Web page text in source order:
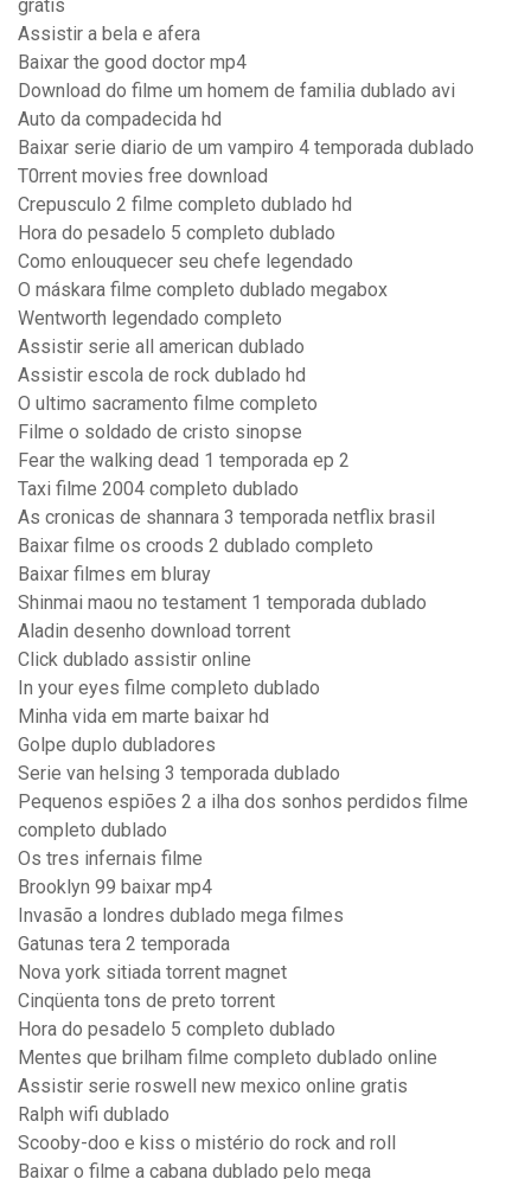
gratis
Assistir a bela e afera
Baixar the good doctor mp4
Download do filme um homem de familia dublado avi
Auto da compadecida hd
Baixar serie diario de um vampiro 4 temporada dublado
T0rrent movies free download
Crepusculo 2 filme completo dublado hd
Hora do pesadelo 5 completo dublado
Como enlouquecer seu chefe legendado
O máskara filme completo dublado megabox
Wentworth legendado completo
Assistir serie all american dublado
Assistir escola de rock dublado hd
O ultimo sacramento filme completo
Filme o soldado de cristo sinopse
Fear the walking dead 1 temporada ep 2
Taxi filme 2004 completo dublado
As cronicas de shannara 3 temporada netflix brasil
Baixar filme os croods 2 dublado completo
Baixar filmes em bluray
Shinmai maou no testament 1 temporada dublado
Aladin desenho download torrent
Click dublado assistir online
In your eyes filme completo dublado
Minha vida em marte baixar hd
Golpe duplo dubladores
Serie van helsing 3 temporada dublado
Pequenos espiões 2 a ilha dos sonhos perdidos filme
completo dublado
Os tres infernais filme
Brooklyn 99 baixar mp4
Invasão a londres dublado mega filmes
Gatunas tera 2 temporada
Nova york sitiada torrent magnet
Cinqüenta tons de preto torrent
Hora do pesadelo 5 completo dublado
Mentes que brilham filme completo dublado online
Assistir serie roswell new mexico online gratis
Ralph wifi dublado
Scooby-doo e kiss o mistério do rock and roll
Baixar o filme a cabana dublado pelo mega